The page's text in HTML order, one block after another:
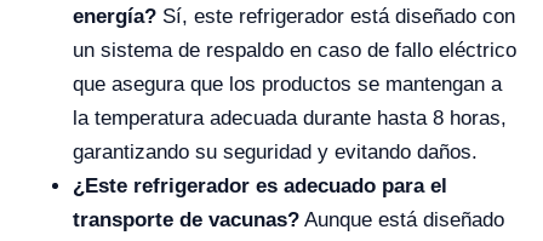
energía? Sí, este refrigerador está diseñado con
un sistema de respaldo en caso de fallo eléctrico
que asegura que los productos se mantengan a
la temperatura adecuada durante hasta 8 horas,
garantizando su seguridad y evitando daños.
¿Este refrigerador es adecuado para el
transporte de vacunas? Aunque está diseñado